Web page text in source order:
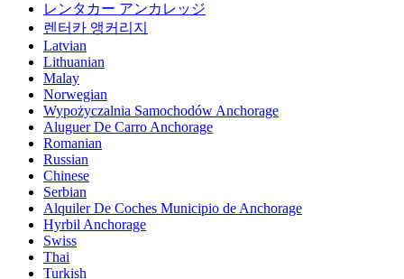
レンタカー アンカレッジ
렌터카 앵커리지
Latvian
Lithuanian
Malay
Norwegian
Wypożyczalnia Samochodów Anchorage
Aluguer De Carro Anchorage
Romanian
Russian
Chinese
Serbian
Alquiler De Coches Municipio de Anchorage
Hyrbil Anchorage
Swiss
Thai
Turkish